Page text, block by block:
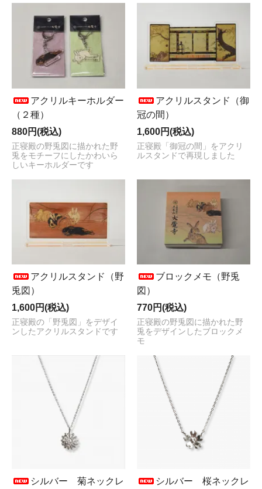
アクリルキーホルダー
（２種）
880円(税込)
正寝殿の野兎図に描かれた野
兎をモチーフにしたかわいら
しいキーホルダーです
アクリルスタンド（御
冠の間）
1,600円(税込)
正寝殿「御冠の間」をアクリ
ルスタンドで再現しました
アクリルスタンド（野
兎図）
1,600円(税込)
正寝殿の「野兎図」をデザイ
ンしたアクリルスタンドです
ブロックメモ（野兎
図）
770円(税込)
正寝殿の野兎図に描かれた野
兎をデザインしたブロックメ
モ
シルバー 菊ネックレ
シルバー 桜ネックレ